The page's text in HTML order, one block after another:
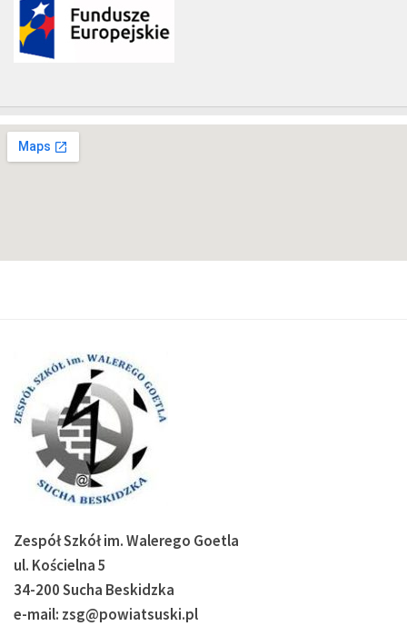
Zespół Szkół im. Walerego Goetla
ul. Kościelna 5
34-200 Sucha Beskidzka
e-mail: zsg@powiatsuski.pl